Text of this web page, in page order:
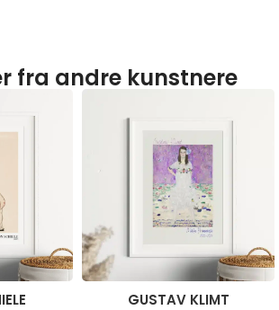
fra andre kunstnere
GUSTAV KLIMT